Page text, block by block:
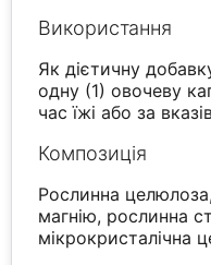
Використання
Як дієтичну
одну (1) овочеву
час їжі або за
Композиція
Рослинна
магнію, рослинна
мікрокристалічна